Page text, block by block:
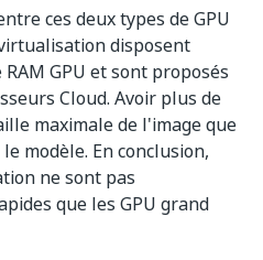
ces deux types de GPU
disposent
GPU et sont proposés
Cloud. Avoir plus de
maximale de l'image que
modèle. En conclusion,
ne sont pas
que les GPU grand